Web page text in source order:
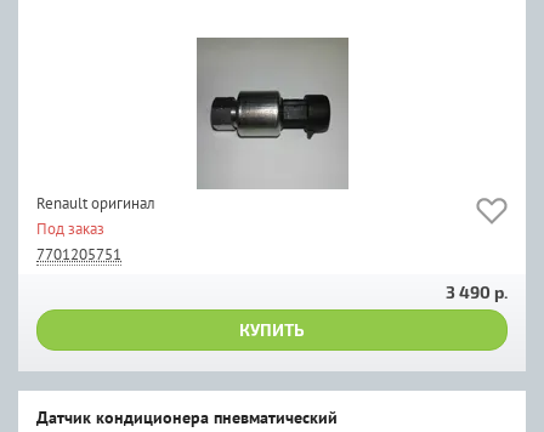
Renault оригинал
Под заказ
7701205751
3 490 р.
КУПИТЬ
Датчик кондиционера пневматический